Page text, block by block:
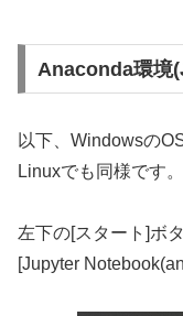
Anaconda環境
以下、Windowsの
Linuxでも同様です。
左下の[スタート]ボ
[Jupyter